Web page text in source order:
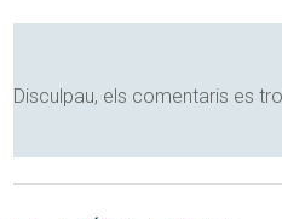
Disculpau, els comentaris es